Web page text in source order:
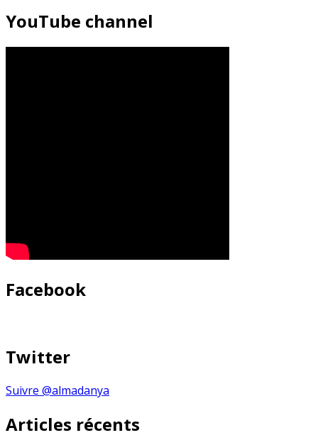
YouTube channel
Facebook
Twitter
Suivre @almadanya
Articles récents